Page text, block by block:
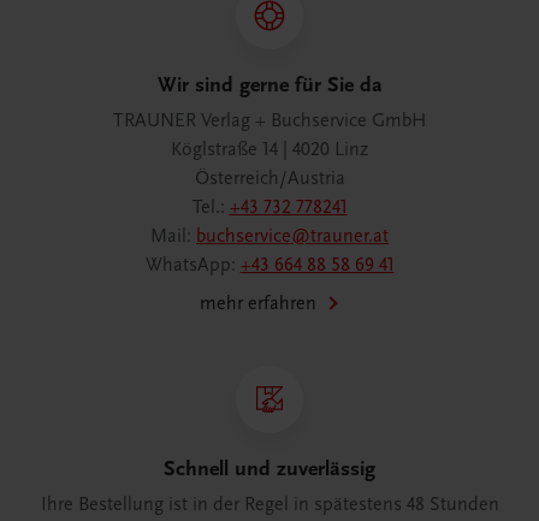
Wir sind gerne für Sie da
TRAUNER Verlag + Buchservice GmbH
Köglstraße 14 | 4020 Linz
Österreich/Austria
Tel.: +43 732 778241
Mail: buchservice@trauner.at
WhatsApp: +43 664 88 58 69 41
mehr erfahren
Schnell und zuverlässig
Ihre Bestellung ist in der Regel in spätestens 48 Stunden